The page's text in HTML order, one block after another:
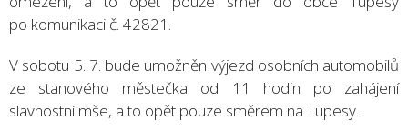
po komunikaci č. 42821.
V sobotu 5. 7. bude umožněn výjezd osobních automobilů
ze stanového městečka od 11 hodin po zahájení
slavnostní mše, a to opět pouze směrem na Tupesy.